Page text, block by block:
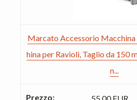
Marcato Accessorio Macchina
hina per Ravioli, Taglio da 150
n...